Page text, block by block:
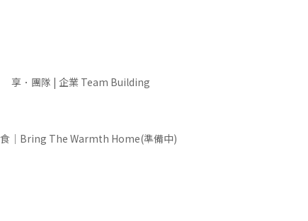
享．團隊 | 企業 Team Building
｜Bring The Warmth Home(準備中)